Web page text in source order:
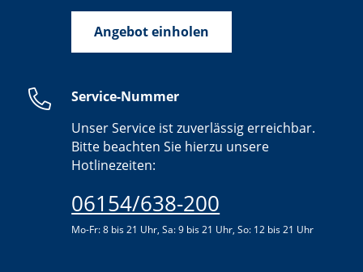
Angebot einholen
Service-Nummer
Unser Service ist zuverlässig erreichbar.
Bitte beachten Sie hierzu unsere
Hotlinezeiten:
06154/638-200
Mo-Fr: 8 bis 21 Uhr, Sa: 9 bis 21 Uhr, So: 12 bis 21 Uhr